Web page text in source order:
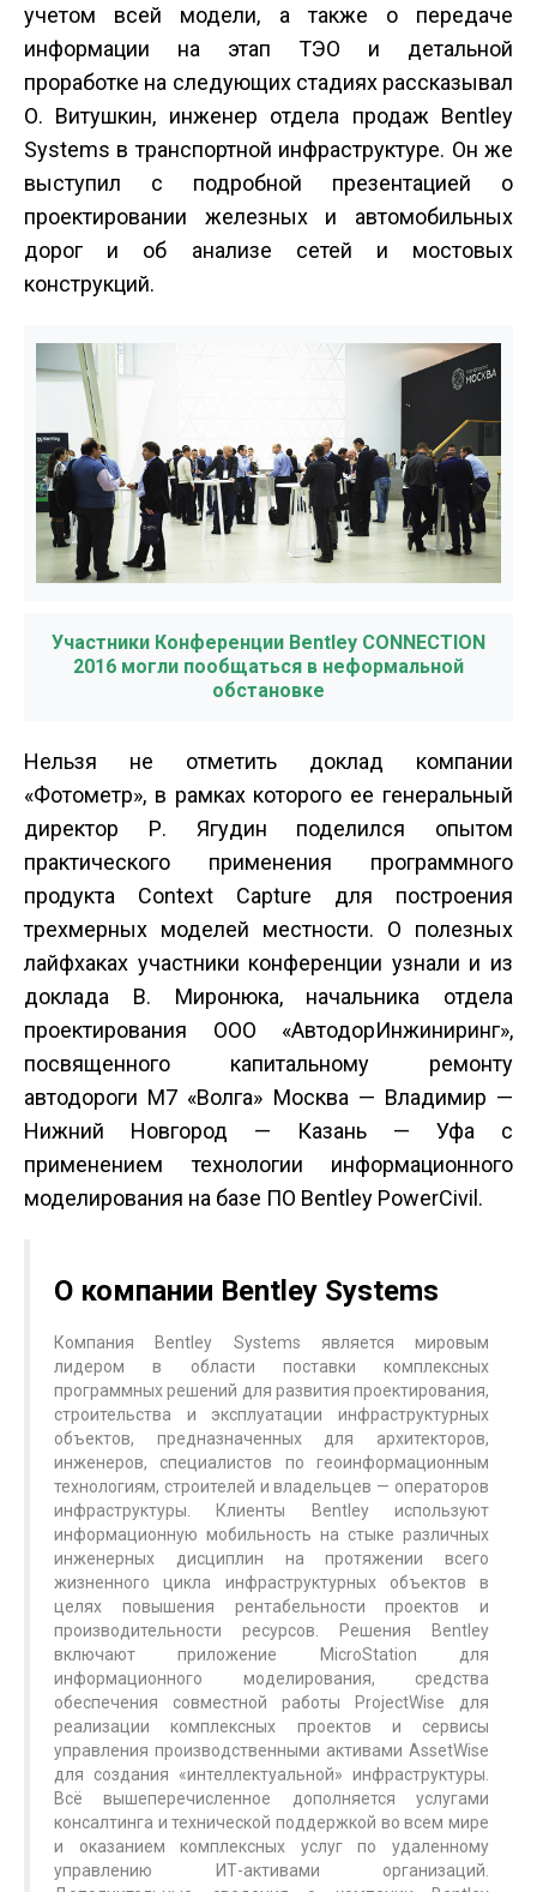
учетом всей модели, а также о передаче
информации на этап ТЭО и детальной
проработке на следующих стадиях рассказывал
О. Витушкин, инженер отдела продаж Bentley
Systems в транспортной инфраструктуре. Он же
выступил с подробной презентацией о
проектировании железных и автомобильных
дорог и об анализе сетей и мостовых
конструкций.
Участники Конференции Bentley CONNECTION
2016 могли пообщаться в неформальной
обстановке
Нельзя не отметить доклад компании
«Фотометр», в рамках которого ее генеральный
директор Р. Ягудин поделился опытом
практического применения программного
продукта Сontext Сapture для построения
трехмерных моделей местности. О полезных
лайфхаках участники конференции узнали и из
доклада В. Миронюка, начальника отдела
проектирования ООО «Автодор­Инжиниринг»,
посвященного капитальному ремонту
автодороги М­7 «Волга» Москва — Владимир —
Нижний Новгород — Казань — Уфа с
применением технологии информационного
моделирования на базе ПО Bentley PowerCivil.
О компании Bentley Systems
Компания Bentley Systems является мировым
лидером в области поставки комплексных
программных решений для развития проектирования,
строительства и эксплуатации инфраструктурных
объектов, предназначенных для архитекторов,
инженеров, специалистов по геоинформационным
технологиям, строителей и владельцев — операторов
инфраструктуры. Клиенты Bentley используют
информационную мобильность на стыке различных
инженерных дисциплин на протяжении всего
жизненного цикла инфраструктурных объектов в
целях повышения рентабельности проектов и
производительности ресурсов. Решения Bentley
включают приложение MicroStation для
информационного моделирования, средства
обеспечения совместной работы ProjectWise для
реализации комплексных проектов и сервисы
управления производственными активами AssetWise
для создания «интеллектуальной» инфраструктуры.
Всё вышеперечисленное дополняется услугами
консалтинга и технической поддержкой во всем мире
и оказанием комплексных услуг по удаленному
управлению ИТ-активами организаций.